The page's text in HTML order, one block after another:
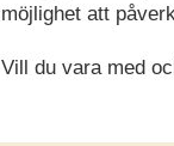
möjlighet att
Vill du vara med